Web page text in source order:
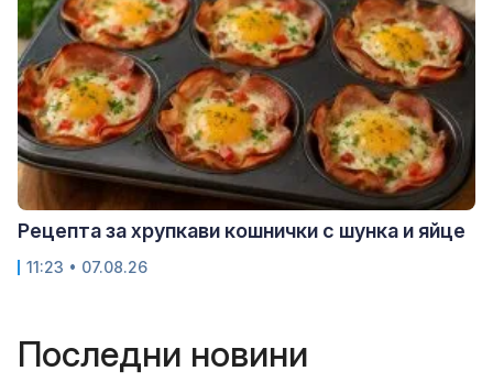
Рецепта за хрупкави кошнички с шунка и яйце
11:23 • 07.08.26
Последни новини